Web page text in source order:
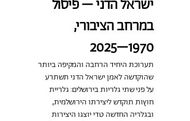
ישראל הדני – פיסול
במרחב הציבורי,
1970–2025
תערוכת היחיד הרחבה והמקיפה ביותר
שהוקדשה לאמן ישראל הדני תשתרע
על פני שתי גלריות בירושלים: גלריית
חוץות תוקדש ליצירתו הירושלמית,
ובגלריה החדשה טדי יוצגו היצירות